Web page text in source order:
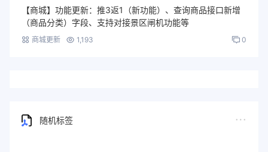
【商城】功能更新：推3返1（新功能）、查询商品接口新增
（商品分类）字段、支持对接景区闸机功能等
商城更新 1,193 0
随机标签